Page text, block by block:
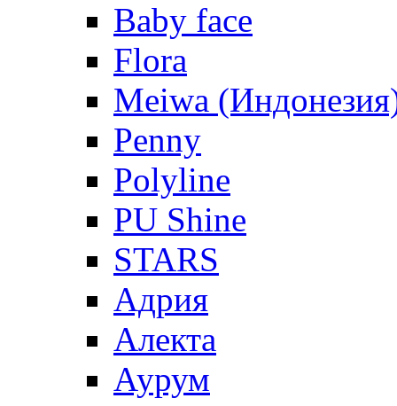
Baby face
Flora
Meiwa
Penny
Polyline
PU Shine
STARS
Адрия
Алекта
Аурум